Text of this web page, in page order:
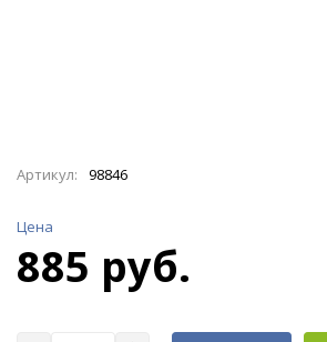
Артикул: 98846
Цена
885 руб.